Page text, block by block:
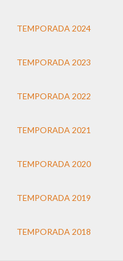
TEMPORADA 2024
TEMPORADA 2023
TEMPORADA 2022
TEMPORADA 2021
TEMPORADA 2020
TEMPORADA 2019
TEMPORADA 2018